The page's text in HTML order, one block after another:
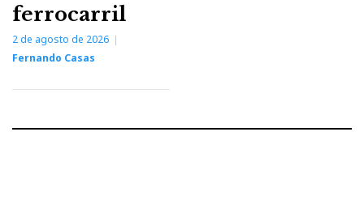
ferrocarril
2 de agosto de 2026
Fernando Casas